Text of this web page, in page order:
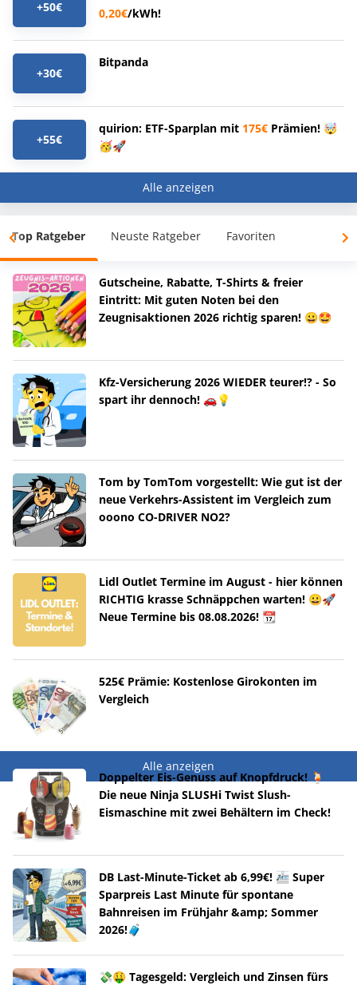
+50€
0,20€/kWh!
+30€
Bitpanda
+55€
quirion: ETF-Sparplan mit 175€ Prämien! 🤯
🥳🚀
Alle anzeigen
Top Ratgeber Neuste Ratgeber Favoriten
Gutscheine, Rabatte, T-Shirts & freier
Eintritt: Mit guten Noten bei den
Zeugnisaktionen 2026 richtig sparen! 😀🤩
Kfz-Versicherung 2026 WIEDER teurer!? - So
spart ihr dennoch! 🚗💡
Tom by TomTom vorgestellt: Wie gut ist der
neue Verkehrs-Assistent im Vergleich zum
ooono CO-DRIVER NO2?
Lidl Outlet Termine im August - hier können
RICHTIG krasse Schnäppchen warten! 😀🚀
Neue Termine bis 08.08.2026! 📆
525€ Prämie: Kostenlose Girokonten im
Vergleich
Alle anzeigen
Doppelter Eis-Genuss auf Knopfdruck! 🍹
Die neue Ninja SLUSHi Twist Slush-
Eismaschine mit zwei Behältern im Check!
DB Last-Minute-Ticket ab 6,99€! 🚈 Super
Sparpreis Last Minute für spontane
Bahnreisen im Frühjahr &amp; Sommer
2026!🧳
💸🤑 Tagesgeld: Vergleich und Zinsen fürs